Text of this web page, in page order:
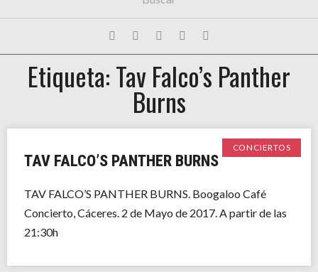
FESTIVALES
EXPOSICIONES
Etiqueta: Tav Falco’s Panther
Burns
CONCIERTOS
TAV FALCO’S PANTHER BURNS
TAV FALCO’S PANTHER BURNS. Boogaloo Café
Concierto, Cáceres. 2 de Mayo de 2017. A partir de las
21:30h